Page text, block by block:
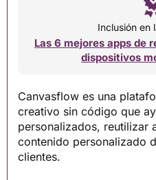
Inclusión en
Las 6 mejores apps de
dispositivos
Canvasflow es una
creativo sin código que
personalizados, reutilizar
contenido personalizado
clientes.